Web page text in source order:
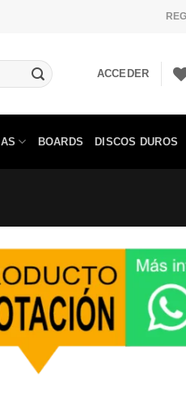
ACCEDER
BOARDS DISCOS DUROS